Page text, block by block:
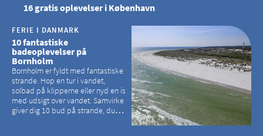
16 gratis oplevelser i København
FERIE I DANMARK
10 fantastiske
badeoplevelser på
Bornholm
Bornholm er fyldt med fantastiske
strande. Hop en tur i vandet,
solbad på klipperne eller nyd en is
med udsigt over vandet. Samvirke
giver dig 10 bud på strande, du